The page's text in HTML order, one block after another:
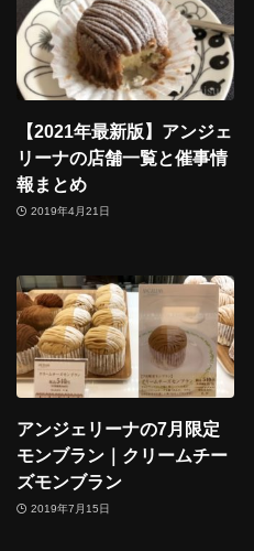
【2021年最新版】アンジェ
リーナの店舗一覧と催事情
報まとめ
2019年4月21日
アンジェリーナの7月限定
モンブラン｜クリームチー
ズモンブラン
2019年7月15日